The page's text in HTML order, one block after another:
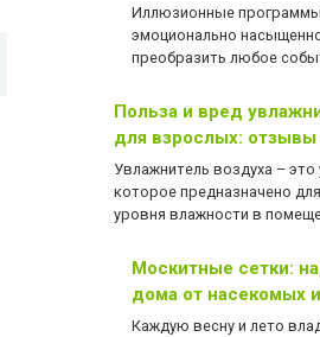
Иллюзионные
эмоционально
преобразить любое
Польза и вред
для взрослых: отзывы
Увлажнитель воздуха – это
которое предназначено
уровня влажности в
Москитные сетки:
дома от насекомых
Каждую весну и лето